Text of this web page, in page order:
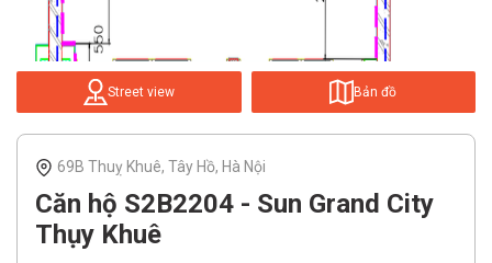
Street view Bản đồ
69B Thuỵ Khuê, Tây Hồ, Hà Nội
Căn hộ S2B2204 - Sun Grand City
Thụy Khuê